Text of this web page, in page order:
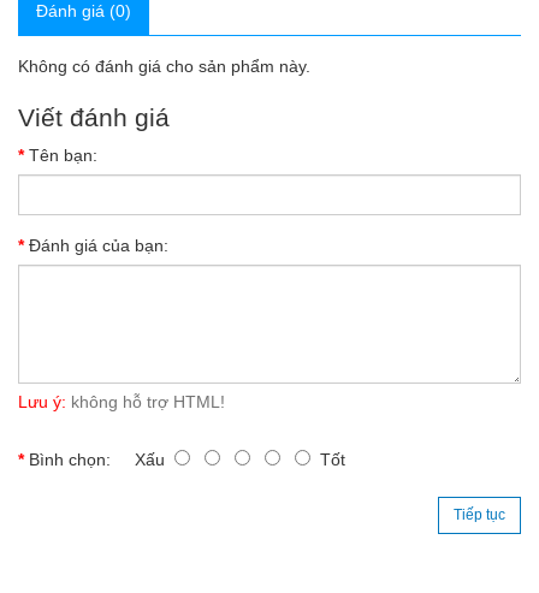
Đánh giá (0)
Không có đánh giá cho sản phẩm này.
Viết đánh giá
Tên bạn:
Đánh giá của bạn:
Lưu ý: không hỗ trợ HTML!
Bình chọn: Xấu Tốt
Tiếp tục